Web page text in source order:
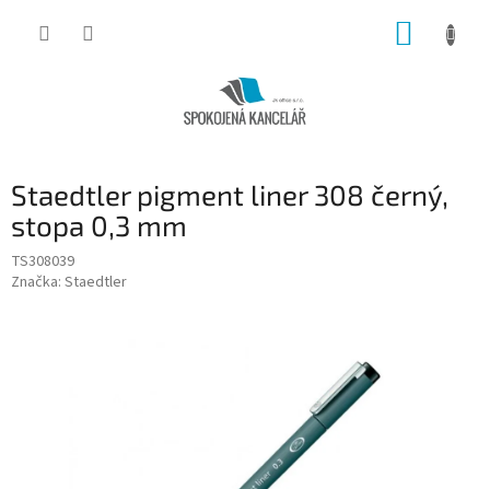
Staedtler pigment liner 308 černý,
stopa 0,3 mm
TS308039
Značka: Staedtler